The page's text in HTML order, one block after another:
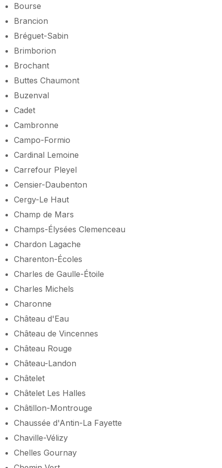
Bourse
Brancion
Bréguet-Sabin
Brimborion
Brochant
Buttes Chaumont
Buzenval
Cadet
Cambronne
Campo-Formio
Cardinal Lemoine
Carrefour Pleyel
Censier-Daubenton
Cergy-Le Haut
Champ de Mars
Champs-Élysées Clemenceau
Chardon Lagache
Charenton-Écoles
Charles de Gaulle-Étoile
Charles Michels
Charonne
Château d'Eau
Château de Vincennes
Château Rouge
Château-Landon
Châtelet
Châtelet Les Halles
Châtillon-Montrouge
Chaussée d'Antin-La Fayette
Chaville-Vélizy
Chelles Gournay